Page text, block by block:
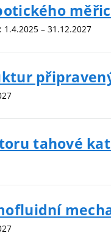
1.4.2025 – 31.12.2027
tahové